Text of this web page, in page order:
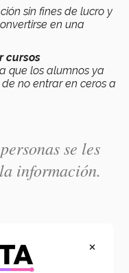
sin fines de lucro y
en una
cursos
que los alumnos ya
no entrar en ceros a
se les
información.
crear
al mismo tiempo,
para seguir
×